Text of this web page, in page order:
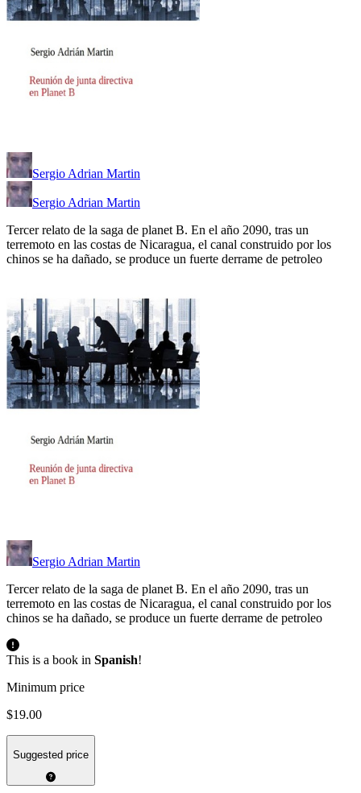
Sergio Adrian Martin
Sergio Adrian Martin
Tercer relato de la saga de planet B. En el año 2090, tras un
terremoto en las costas de Nicaragua, el canal construido por los
chinos se ha dañado, se produce un fuerte derrame de petroleo
Sergio Adrian Martin
Tercer relato de la saga de planet B. En el año 2090, tras un
terremoto en las costas de Nicaragua, el canal construido por los
chinos se ha dañado, se produce un fuerte derrame de petroleo
This is a book in Spanish!
Minimum price
$19.00
Suggested price